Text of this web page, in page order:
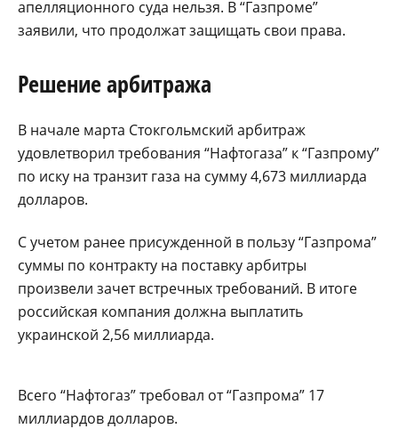
апелляционного суда нельзя. В “Газпроме”
заявили, что продолжат защищать свои права.
Решение арбитража
В начале марта Стокгольмский арбитраж
удовлетворил требования “Нафтогаза” к “Газпрому”
по иску на транзит газа на сумму 4,673 миллиарда
долларов.
С учетом ранее присужденной в пользу “Газпрома”
суммы по контракту на поставку арбитры
произвели зачет встречных требований. В итоге
российская компания должна выплатить
украинской 2,56 миллиарда.
Всего “Нафтогаз” требовал от “Газпрома” 17
миллиардов долларов.